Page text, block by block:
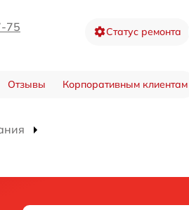
75 Статус ремонта
Отзывы Корпоративным клиентам